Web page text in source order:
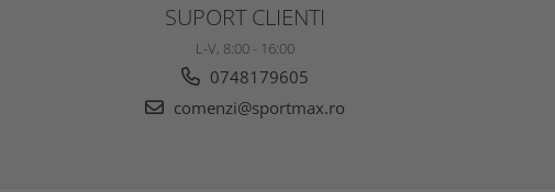
SUPORT CLIENTI
L-V, 8:00 - 16:00
0748179605
comenzi@sportmax.ro